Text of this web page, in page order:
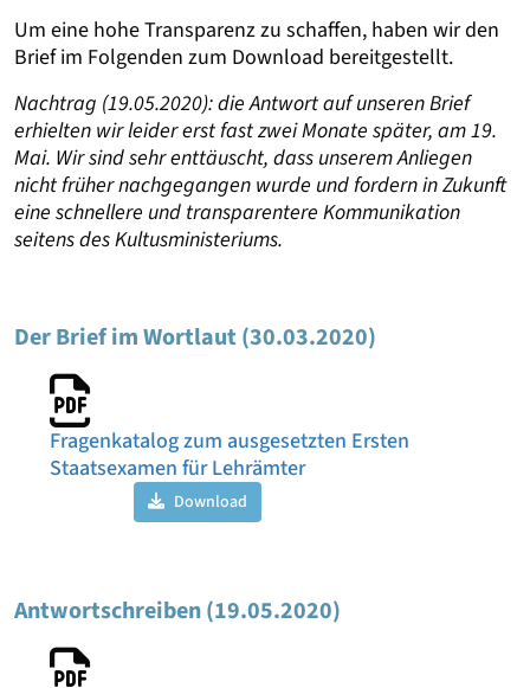
Um eine hohe Transparenz zu schaffen, haben wir den
Brief im Folgenden zum Download bereitgestellt.
Nachtrag (19.05.2020): die Antwort auf unseren Brief
erhielten wir leider erst fast zwei Monate später, am 19.
Mai. Wir sind sehr enttäuscht, dass unserem Anliegen
nicht früher nachgegangen wurde und fordern in Zukunft
eine schnellere und transparentere Kommunikation
seitens des Kultusministeriums.
Der Brief im Wortlaut (30.03.2020)
Fragenkatalog zum ausgesetzten Ersten
Staatsexamen für Lehrämter
Download
Antwortschreiben (19.05.2020)